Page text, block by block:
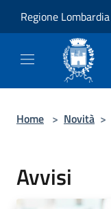
Regione Lombardia
Home > Novità >
Avvisi